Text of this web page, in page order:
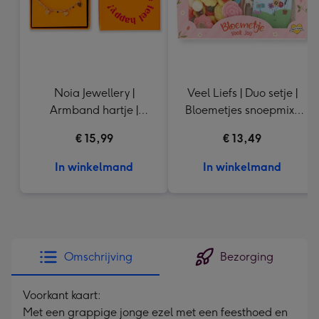
Noia Jewellery |
Armband hartje |
€ 15,99
In winkelmand
Veel Liefs | Duo setje |
Bloemetjes snoepmix |
€ 13,49
In winkelmand
Omschrijving Bezorging
Voorkant kaart:
Met een grappige jonge ezel met een feesthoed en